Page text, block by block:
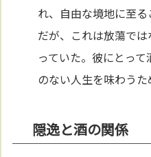
れ、自由な境地に至る
だが、これは放蕩で
っていた。彼にとって
のない人生を味わうた
隠逸と酒の関係